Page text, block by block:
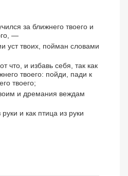
за ближнего твоего и
—
уст твоих, пойман словами
что, и избавь себя, так как
твоего: пойди, пади к
твоего;
и дремания веждам
и как птица из руки